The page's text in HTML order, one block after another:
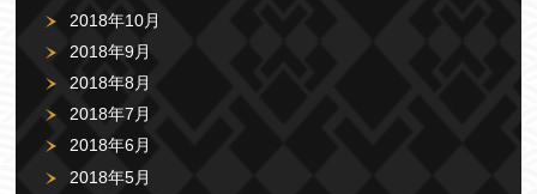
2018年10月
2018年9月
2018年8月
2018年7月
2018年6月
2018年5月